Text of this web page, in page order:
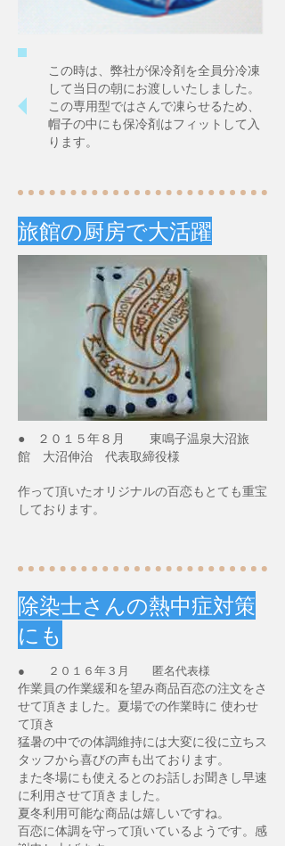
この時は、弊社が保冷剤を全員分冷凍
して当日の朝にお渡しいたしました。
この専用型ではさんで凍らせるため、
帽子の中にも保冷剤はフィットして入
ります。
​旅館の厨房で大活躍
● ２０１５年８月 東鳴子温泉大沼旅
館 大沼伸治 代表取締役様
作って頂いたオリジナルの百恋もとても重宝
しております。
除染士さんの熱中症対策
にも
● ２０１６年３月 匿名代表様
作業員の作業緩和を望み商品百恋の注文をさ
せて頂きました。夏場での作業時に 使わせ
て頂き
猛暑の中での体調維持には大変に役に立ちス
タッフから喜びの声も出ております。
また冬場にも使えるとのお話しお聞きし早速
に利用させて頂きました。
夏冬利用可能な商品は嬉しいですね。
百恋に体調を守って頂いているようです。感